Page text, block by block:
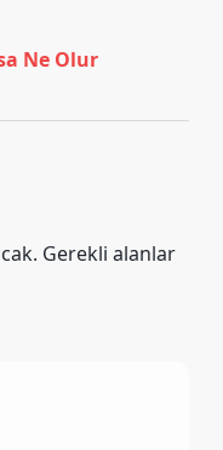
Ne Olur
Gerekli alanlar